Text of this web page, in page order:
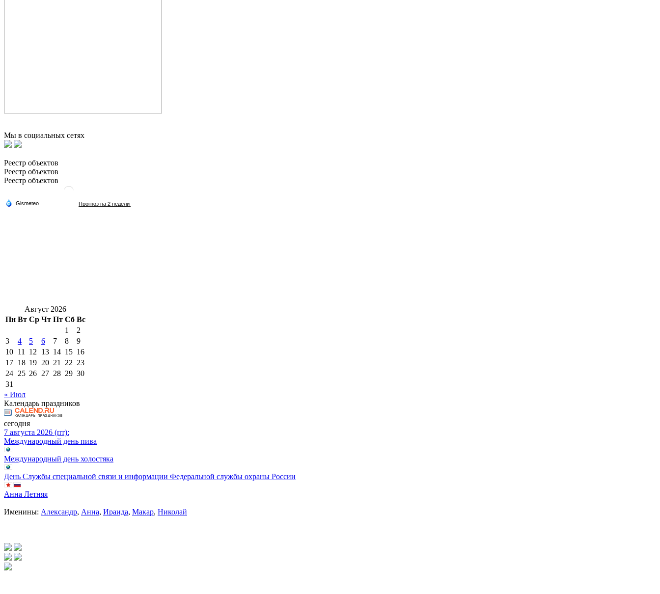
Мы в социальных сетях
Реестр объектов
Реестр объектов
Реестр объектов
Август 2026
Пн Вт Ср Чт Пт Сб Вс
1
2
3
4 5 6 7 8
9
10 11 12 13 14 15 16
17 18 19 20 21 22 23
24 25 26 27 28 29 30
31
« Июл
Календарь праздников
сегодня
7 августа 2026 (пт):
Международный день пива
Международный день холостяка
День Службы специальной связи и информации Федеральной службы охраны России
Анна Летняя
Именины: Александр, Анна, Ираида, Макар, Николай